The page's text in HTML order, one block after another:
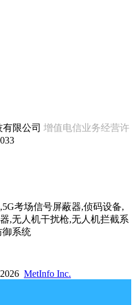
限公司 增值电信业务经营许
考场信号屏蔽器,侦码设备,
,无人机干扰枪,无人机拦截系
御系统
MetInfo Inc.